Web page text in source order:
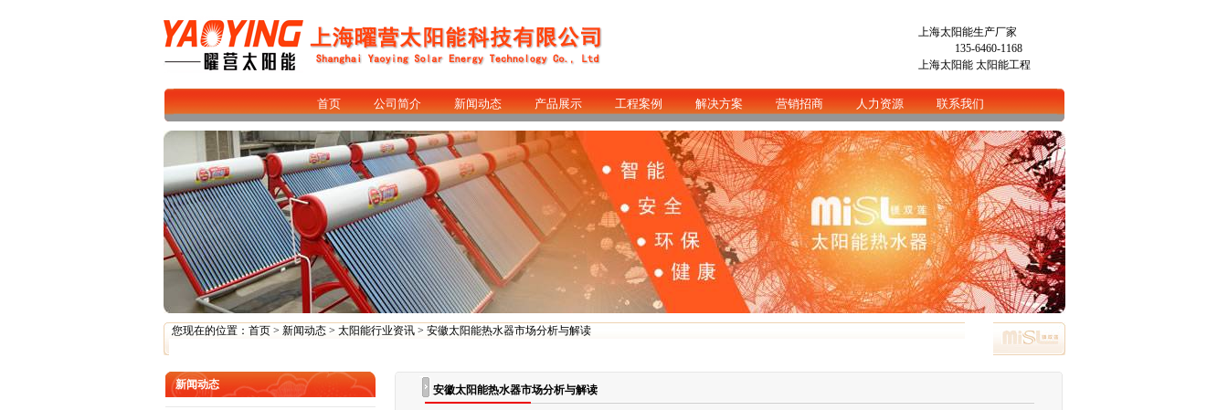
上海太阳能生产厂家
135-6460-1168
上海太阳能 太阳能工程
首页 公司简介 新闻动态 产品展示 工程案例 解决方案 营销招商 人力资源 联系我们
您现在的位置： 首页> 新闻动态> 太阳能行业资讯> 安徽太阳能热水器市场分析与解读
新闻动态 安徽太阳能热水器市场分析与解读